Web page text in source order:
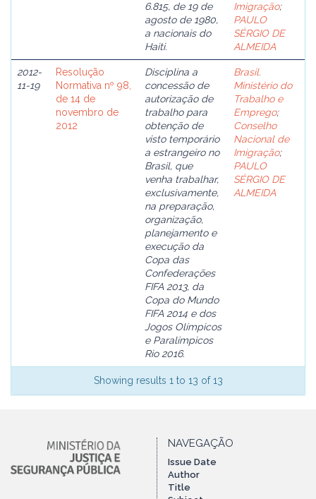
6.815, de 19 de
agosto de 1980,
a nacionais do
Haiti.
Imigração;
PAULO
SÉRGIO DE
ALMEIDA
2012-
11-19
Resolução
Normativa nº 98,
de 14 de
novembro de
2012
Disciplina a
concessão de
autorização de
trabalho para
obtenção de
visto temporário
a estrangeiro no
Brasil, que
venha trabalhar,
exclusivamente,
na preparação,
organização,
planejamento e
execução da
Copa das
Confederações
FIFA 2013, da
Copa do Mundo
FIFA 2014 e dos
Jogos Olímpicos
e Paralímpicos
Rio 2016.
Brasil.
Ministério do
Trabalho e
Emprego;
Conselho
Nacional de
Imigração;
PAULO
SÉRGIO DE
ALMEIDA
Showing results 1 to 13 of 13
NAVEGAÇÃO
Issue Date
Author
Title